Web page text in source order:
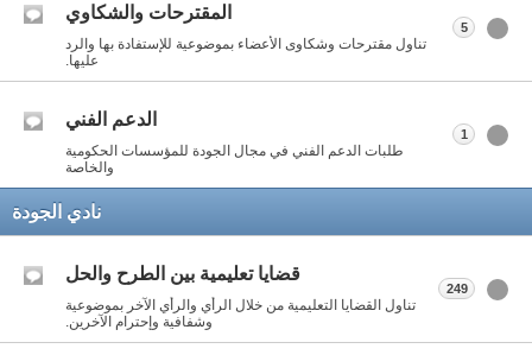
المقترحات والشكاوي
تناول مقترحات وشكاوى الأعضاء بموضوعية للإستفادة بها والرد
عليها.
5
الدعم الفني
طلبات الدعم الفني في مجال الجودة للمؤسسات الحكومية
والخاصة
1
نادي الجودة
قضايا تعليمية بين الطرح والحل
تناول القضايا التعليمية من خلال الرأي والرأي الآخر بموضوعية
وشفافية وإحترام الآخرين.
249